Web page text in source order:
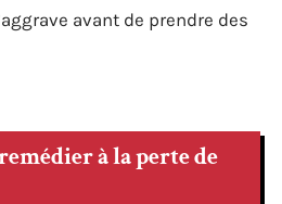
avant de prendre des
à la perte de